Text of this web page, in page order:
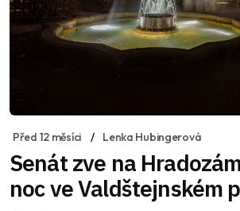
Před 12 měsíci Lenka Hubingerová
Senát zve na
noc ve Valdštejnském